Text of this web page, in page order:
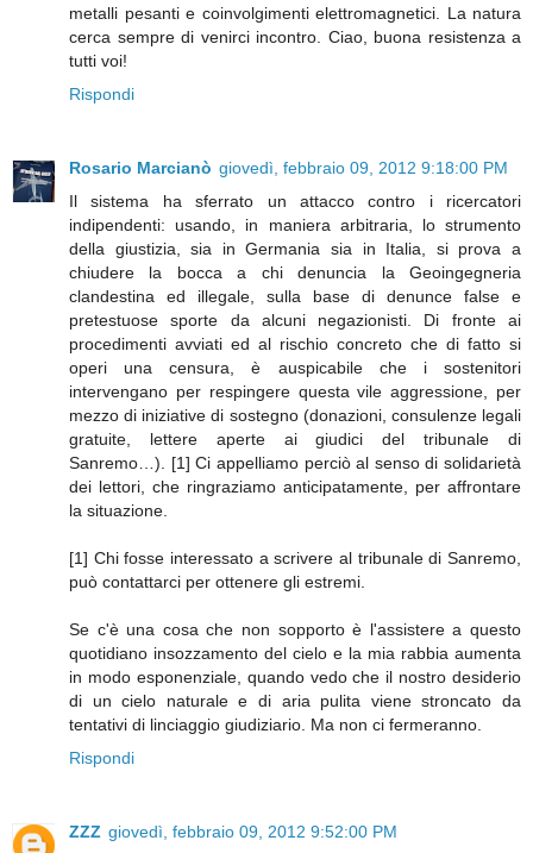
metalli pesanti e coinvolgimenti elettromagnetici. La natura
cerca sempre di venirci incontro. Ciao, buona resistenza a
tutti voi!
Rispondi
Rosario Marcianò giovedì, febbraio 09, 2012 9:18:00 PM
Il sistema ha sferrato un attacco contro i ricercatori
indipendenti: usando, in maniera arbitraria, lo strumento
della giustizia, sia in Germania sia in Italia, si prova a
chiudere la bocca a chi denuncia la Geoingegneria
clandestina ed illegale, sulla base di denunce false e
pretestuose sporte da alcuni negazionisti. Di fronte ai
procedimenti avviati ed al rischio concreto che di fatto si
operi una censura, è auspicabile che i sostenitori
intervengano per respingere questa vile aggressione, per
mezzo di iniziative di sostegno (donazioni, consulenze legali
gratuite, lettere aperte ai giudici del tribunale di
Sanremo…). [1] Ci appelliamo perciò al senso di solidarietà
dei lettori, che ringraziamo anticipatamente, per affrontare
la situazione.
[1] Chi fosse interessato a scrivere al tribunale di Sanremo,
può contattarci per ottenere gli estremi.
Se c'è una cosa che non sopporto è l'assistere a questo
quotidiano insozzamento del cielo e la mia rabbia aumenta
in modo esponenziale, quando vedo che il nostro desiderio
di un cielo naturale e di aria pulita viene stroncato da
tentativi di linciaggio giudiziario. Ma non ci fermeranno.
Rispondi
ZZZ giovedì, febbraio 09, 2012 9:52:00 PM